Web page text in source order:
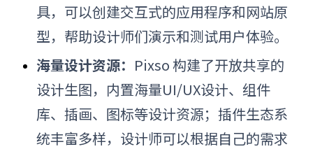
具，可以创建交互式的应用程序和网站原
型，帮助设计师们演示和测试用户体验。
海量设计资源： Pixso 构建了开放共享的
设计生图，内置海量UI/UX设计、组件
库、插画、图标等设计资源；插件生态系
统丰富多样，设计师可以根据自己的需求